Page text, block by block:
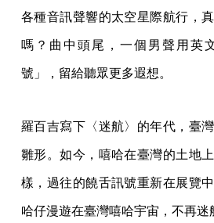
各種音訊聲響的太空星際航行，
嗎？曲中頭尾，一個男聲用英
號」，留給聽眾更多遐想。
羅百吉寫下〈迷航〉的年代，臺
雛形。如今，嘻哈在臺灣的土地
樣，過往的饒舌訊號重新在展覽
哈仔漫遊在臺灣嘻哈宇宙，不再迷